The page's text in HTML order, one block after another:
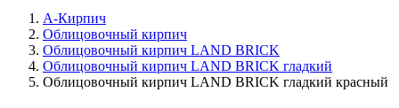
А-Кирпич
Облицовочный кирпич
Облицовочный кирпич LAND BRICK
Облицовочный кирпич LAND BRICK гладкий
Облицовочный кирпич LAND BRICK гладкий красный